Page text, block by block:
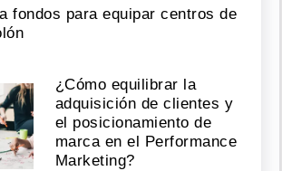
fondos para equipar centros de
¿Cómo equilibrar la
adquisición de clientes y
el posicionamiento de
marca en el Performance
Marketing?